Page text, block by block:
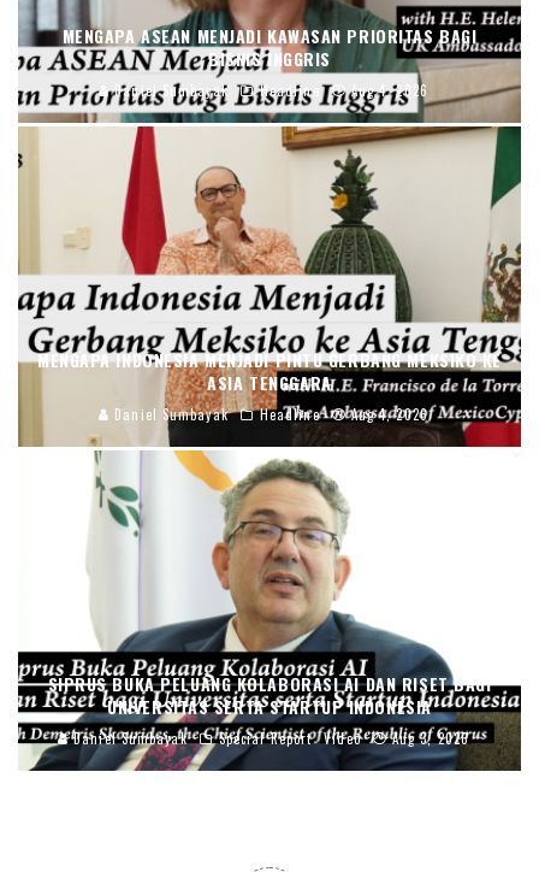
MENGAPA ASEAN MENJADI KAWASAN PRIORITAS BAGI
BISNIS INGGRIS
Daniel Sumbayak Headline Aug 4, 2026
MENGAPA INDONESIA MENJADI PINTU GERBANG MEKSIKO KE
ASIA TENGGARA
Daniel Sumbayak Headline Aug 4, 2026
SIPRUS BUKA PELUANG KOLABORASI AI DAN RISET BAGI
UNIVERSITAS SERTA STARTUP INDONESIA
Daniel Sumbayak Special Report Video Aug 3, 2026